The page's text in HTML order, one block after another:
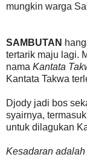
mungkin warga
SAMBUTAN
tertarik maju lagi.
nama Kantata
Kantata Takwa
Djody jadi bos
syairnya,
untuk dilagukan
Kesadaran